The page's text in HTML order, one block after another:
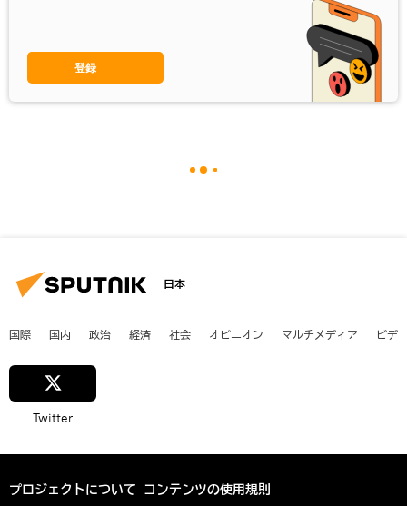
登録
日本
国際 国内 政治 経済 社会 オピニオン マルチメディア ビデ
Twitter
プロジェクトについて コンテンツの使用規則